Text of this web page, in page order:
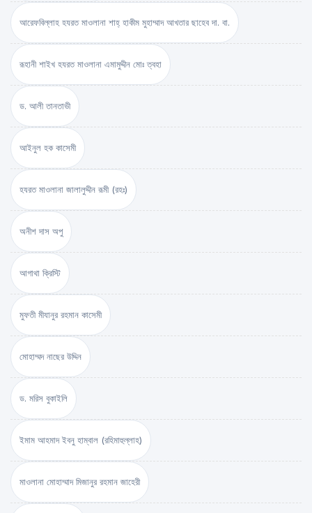
আরেফবিল্লাহ হযরত মাওলানা শাহ্ হাকীম মুহাম্মাদ আখতার ছাহেব দা. বা.
রূহানী শাইখ হযরত মাওলানা এমামুদ্দীন মোঃ ত্বহা
ড. আলী তানতাভী
আইনুল হক কাসেমী
হযরত মাওলানা জালালুদ্দীন রূমী (রহঃ)
অনীশ দাস অপু
আগাথা ক্রিস্টি
মুফতী মীযানুর রহমান কাসেমী
মোহাম্মদ নাছের উদ্দিন
ড. মরিস বুকাইলি
ইমাম আহমাদ ইবনু হাম্বাল (রহিমাহুল্লাহ)
মাওলানা মোহাম্মাদ মিজানুর রহমান জাহেরী